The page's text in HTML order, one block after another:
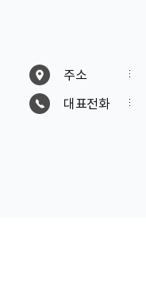
주소
대표전화